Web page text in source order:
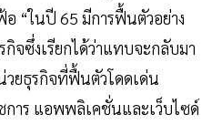
อ “ในปี 65 มีการฟื้นตัวอย่าง
จซึ่งเรียกได้ว่าแทบจะกลับมา
วยธุรกิจที่ฟื้นตัวโดดเด่น
การ แอพพลิเคชั่นและเว็บไซด์